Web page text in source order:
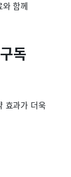
함께
독
효과가 더욱